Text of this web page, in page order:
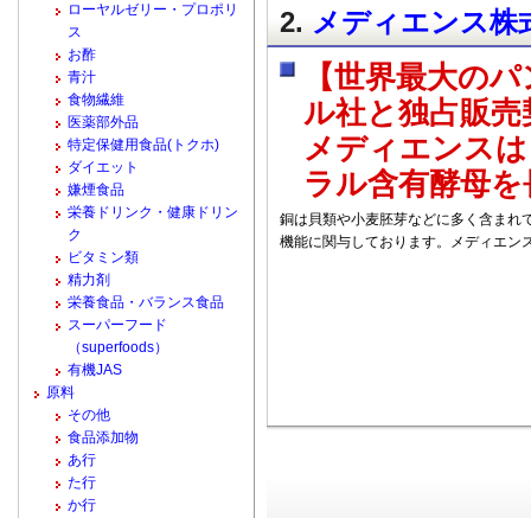
2. メディエンス株
【世界最大の
ル社と独占販
メディエンス
ラル含有酵母
銅は貝類や小麦胚芽などに多く含まれ
機能に関与しております。メディエン
ローヤルゼリー・プロポリ
ス
お酢
青汁
食物繊維
医薬部外品
特定保健用食品(トクホ)
ダイエット
嫌煙食品
栄養ドリンク・健康ドリン
ク
ビタミン類
精力剤
栄養食品・バランス食品
スーパーフード
（superfoods）
有機JAS
原料
その他
食品添加物
あ行
た行
か行